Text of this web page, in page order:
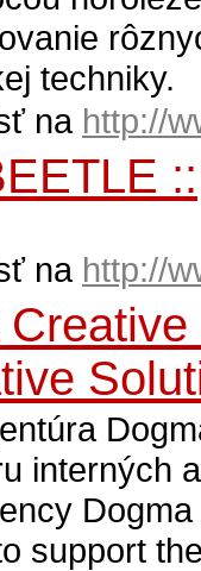
techniky.
na http://
::
na http://
interných
support